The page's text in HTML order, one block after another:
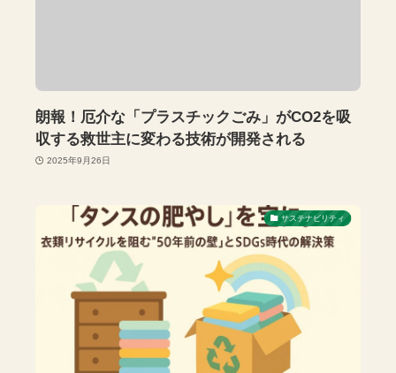
朗報！厄介な「プラスチックごみ」がCO2を吸
収する救世主に変わる技術が開発される
2025年9月26日
サステナビリティ